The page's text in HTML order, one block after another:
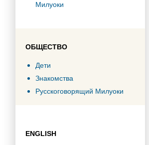
Милуоки
ОБЩЕСТВО
Дети
Знакомства
Русскоговорящий Милуоки
ENGLISH